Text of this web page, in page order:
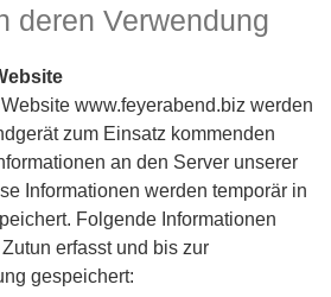
deren Verwendung
www.feyerabend.biz werden
zum Einsatz kommenden
an den Server unserer
Informationen werden temporär in
Folgende Informationen
erfasst und bis zur
gespeichert: